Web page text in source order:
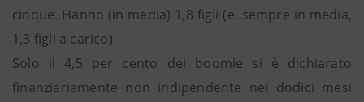
cinque. Hanno (in media) 1,8 figli (e, sempre in media,
1,3 figli a carico).
Solo il 4,5 per cento dei boomie si è dichiarato
finanziariamente non indipendente nei dodici mesi